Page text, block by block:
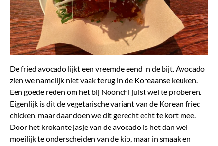
De fried avocado lijkt een vreemde eend in de bijt. Avocado
zien we namelijk niet vaak terug in de Koreaanse keuken.
Een goede reden om het bij Noonchi juist wel te proberen.
Eigenlijk is dit de vegetarische variant van de Korean fried
chicken, maar daar doen we dit gerecht echt te kort mee.
Door het krokante jasje van de avocado is het dan wel
moeilijk te onderscheiden van de kip, maar in smaak en